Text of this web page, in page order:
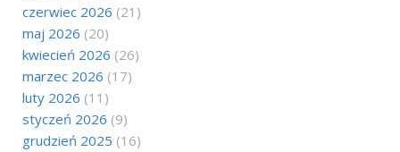
czerwiec 2026 (21)
maj 2026 (20)
kwiecień 2026 (26)
marzec 2026 (17)
luty 2026 (11)
styczeń 2026 (9)
grudzień 2025 (16)